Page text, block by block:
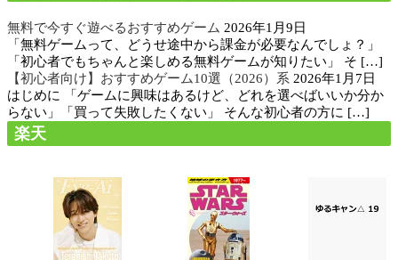
無料で今すぐ遊べるおすすめゲーム 2026年1月9日
「無料ゲームって、どうせ途中から課金が必要なんでしょ？」
「初心者でもちゃんと楽しめる無料ゲームが知りたい」 そ […]
【初心者向け】おすすめゲーム10選（2026）系 2026年1月7日
はじめに 「ゲームに興味はあるけど、どれを選べばいいか分か
らない」「買って失敗したくない」 そんな初心者の方に […]
楽天